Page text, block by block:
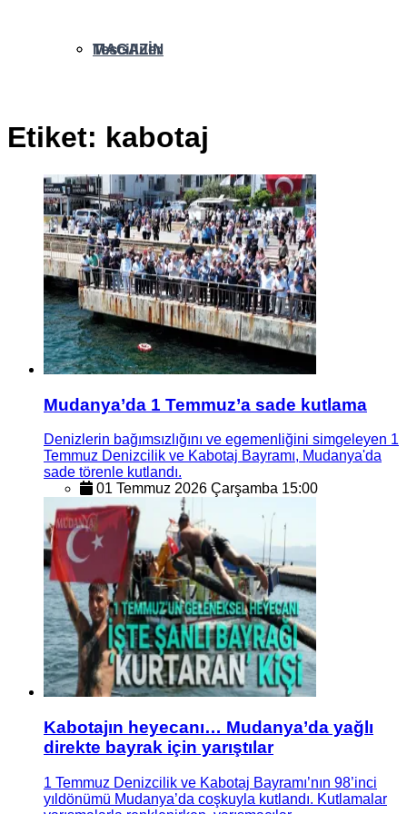
MAGAZİN
Tescilliler
Etiket: kabotaj
Mudanya’da 1 Temmuz’a sade kutlama
Denizlerin bağımsızlığını ve egemenliğini simgeleyen 1
Temmuz Denizcilik ve Kabotaj Bayramı, Mudanya'da
sade törenle kutlandı.
01 Temmuz 2026 Çarşamba 15:00
Kabotajın heyecanı… Mudanya’da yağlı
direkte bayrak için yarıştılar
1 Temmuz Denizcilik ve Kabotaj Bayramı’nın 98’inci
yıldönümü Mudanya’da coşkuyla kutlandı. Kutlamalar